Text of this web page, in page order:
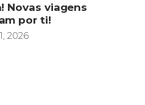
Novas viagens
por ti!
2026